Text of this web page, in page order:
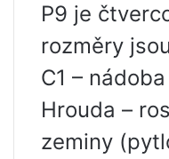
P9 je
rozměry
C1 – nádoba
Hrouda –
zeminy